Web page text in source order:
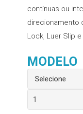
contínuas ou
direcionamento
Lock, Luer Slip
MODELO
Torneira
03